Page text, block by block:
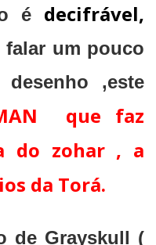
é decifrável,
um pouco
,este
que faz
do zohar , a
da Torá.
de Grayskull (